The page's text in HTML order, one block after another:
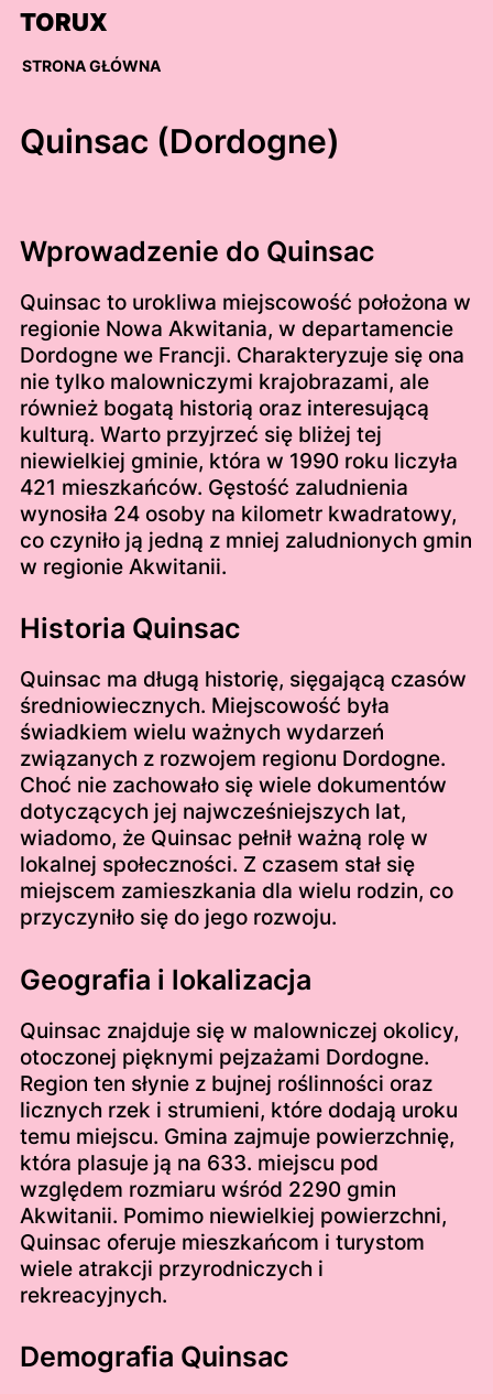
Skip
content
TORUX
STRONA GŁÓWNA
Quinsac (Dordogne)
Wprowadzenie do Quinsac
Quinsac to urokliwa miejscowość położona w
regionie Nowa Akwitania, w departamencie
Dordogne we Francji. Charakteryzuje się ona
nie tylko malowniczymi krajobrazami, ale
również bogatą historią oraz interesującą
kulturą. Warto przyjrzeć się bliżej tej
niewielkiej gminie, która w 1990 roku liczyła
421 mieszkańców. Gęstość zaludnienia
wynosiła 24 osoby na kilometr kwadratowy,
co czyniło ją jedną z mniej zaludnionych gmin
w regionie Akwitanii.
Historia Quinsac
Quinsac ma długą historię, sięgającą czasów
średniowiecznych. Miejscowość była
świadkiem wielu ważnych wydarzeń
związanych z rozwojem regionu Dordogne.
Choć nie zachowało się wiele dokumentów
dotyczących jej najwcześniejszych lat,
wiadomo, że Quinsac pełnił ważną rolę w
lokalnej społeczności. Z czasem stał się
miejscem zamieszkania dla wielu rodzin, co
przyczyniło się do jego rozwoju.
Geografia i lokalizacja
Quinsac znajduje się w malowniczej okolicy,
otoczonej pięknymi pejzażami Dordogne.
Region ten słynie z bujnej roślinności oraz
licznych rzek i strumieni, które dodają uroku
temu miejscu. Gmina zajmuje powierzchnię,
która plasuje ją na 633. miejscu pod
względem rozmiaru wśród 2290 gmin
Akwitanii. Pomimo niewielkiej powierzchni,
Quinsac oferuje mieszkańcom i turystom
wiele atrakcji przyrodniczych i
rekreacyjnych.
Demografia Quinsac